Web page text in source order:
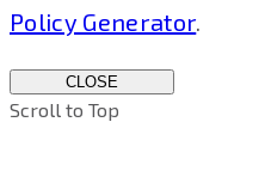
Policy Generator.
CLOSE
Scroll to Top